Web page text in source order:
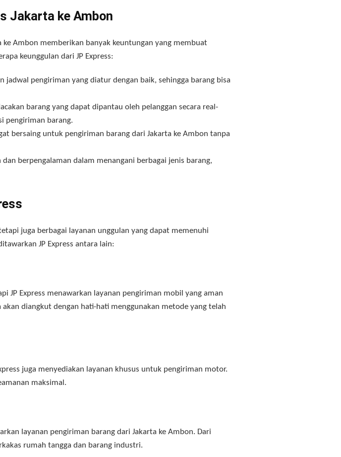
Jakarta ke Ambon
ke Ambon memberikan banyak keuntungan yang membuat
keunggulan dari JP Express:
jadwal pengiriman yang diatur dengan baik, sehingga barang bisa
barang yang dapat dipantau oleh pelanggan secara real-
pengiriman barang.
bersaing untuk pengiriman barang dari Jakarta ke Ambon tanpa
berpengalaman dalam menangani berbagai jenis barang,
juga berbagai layanan unggulan yang dapat memenuhi
JP Express antara lain:
JP Express menawarkan layanan pengiriman mobil yang aman
diangkut dengan hati-hati menggunakan metode yang telah
juga menyediakan layanan khusus untuk pengiriman motor.
maksimal.
layanan pengiriman barang dari Jakarta ke Ambon. Dari
rumah tangga dan barang industri.